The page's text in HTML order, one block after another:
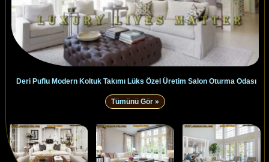
Deri Puflu Modern Koltuk Takımı Lüks Özel Üretim Salon Oturma Odası
Tümünü Gör »